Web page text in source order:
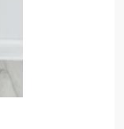
Серия MULTINORM
Медицинские костюмы